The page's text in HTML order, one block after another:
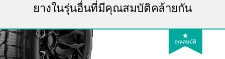
ยางในรุ่นอื่นที่มีคุณสมบัติคล้ายกัน
คุณสมบัติ